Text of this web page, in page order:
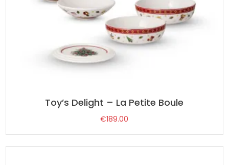
Toy’s Delight – La Petite Boule
€189.00